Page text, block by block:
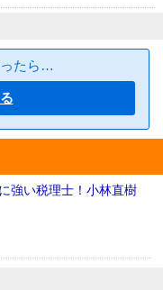
たら…
強い税理士！小林直樹